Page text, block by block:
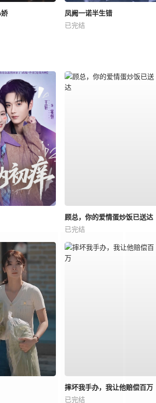
凤阙一诺半生错
已完结
顾总，你的爱情蛋炒饭已送达
已完结
摔坏我手办，我让他赔偿百万
已完结